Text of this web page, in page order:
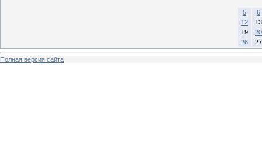
5
6
12
13
19
20
26
27
Полная версия сайта